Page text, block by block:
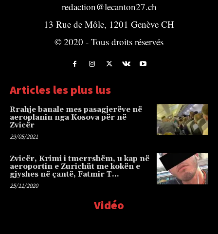
redaction@lecanton27.ch
13 Rue de Môle, 1201 Genève CH
© 2020 - Tous droits réservés
Articles les plus lus
Rrahje banale mes pasagjerëve në
aeroplanin nga Kosova për në
Zvicër
29/05/2021
Zvicër, Krimi i tmerrshëm, u kap në
aeroportin e Zurichüt me kokën e
gjyshes në çantë, Fatmir T…
25/11/2020
Vidéo